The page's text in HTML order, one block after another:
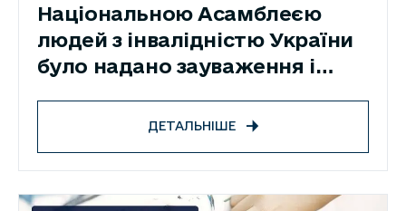
Національною Асамблеєю
людей з інвалідністю України
було надано зауваження і
постанови КМУ № 321
ДЕТАЛЬНІШЕ